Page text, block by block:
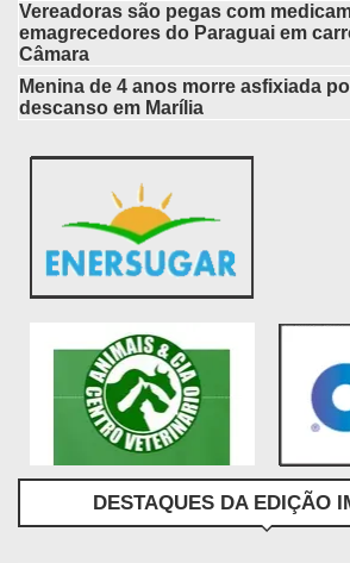
Vereadoras são pegas com
emagrecedores do Paraguai em
Câmara
Menina de 4 anos morre asfixiada
descanso em Marília
DESTAQUES DA EDIÇÃO